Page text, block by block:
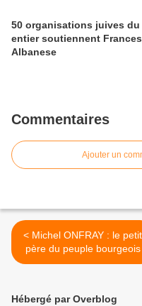
50 organisations juives du
entier soutiennent
Albanese
Commentaires
Ajouter un
< Michel ONFRAY : le petit
père du peuple bourgeois
Hébergé par Overblog